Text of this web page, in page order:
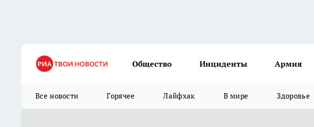
Общество Инциденты Армия
Все новости Горячее Лайфхак В мире Здоровье